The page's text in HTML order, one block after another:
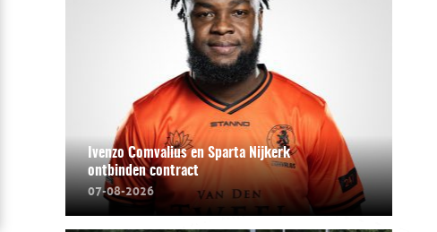
Ivenzo Comvalius en Sparta Nijkerk
ontbinden contract
07-08-2026